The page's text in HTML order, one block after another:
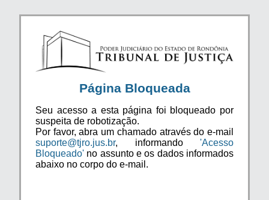
Página Bloqueada
Seu acesso a esta página foi bloqueado por
suspeita de robotização.
Por favor, abra um chamado através do e-mail
suporte@tjro.jus.br, informando 'Acesso
Bloqueado' no assunto e os dados informados
abaixo no corpo do e-mail.